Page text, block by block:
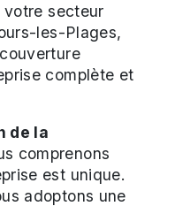
votre secteur
les-Plages,
complète et
de la
comprenons
est unique.
adoptons une